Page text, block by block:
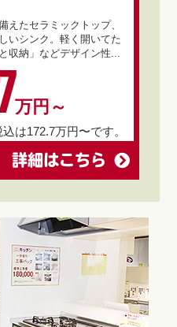
えたセラミックトップ、
いシンク。軽く開いてた
収納」などデザイン性...
万円～
は172.7万円〜です。
詳細はこちら